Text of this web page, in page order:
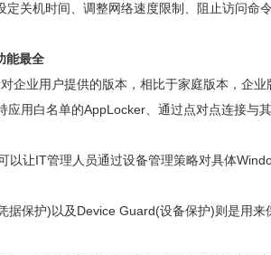
关机时间、调整网络速度限制、阻止访问命令
能最全
企业用户提供的版本，相比于家庭版本，企
应用白名单的AppLocker、通过点对点连接与
以让IT管理人员通过设备管理策略对具体
据保护)以及Device Guard(设备保护)则是用